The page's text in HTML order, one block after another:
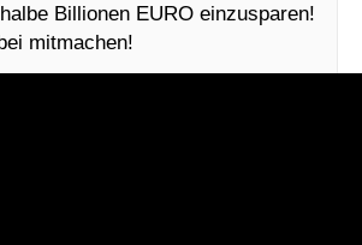
Billionen EURO einzusparen!
mitmachen!